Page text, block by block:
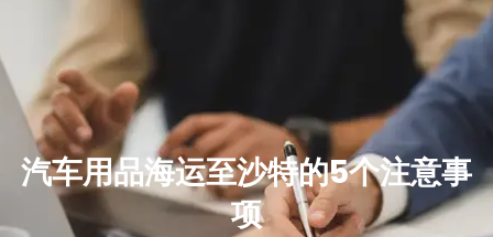
汽车用品海运至沙特的5个注意事
项